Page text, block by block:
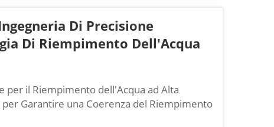
Di Precisione
Di Riempimento Dell'Acqua
per il Riempimento dell'Acqua ad Alta
Garantire una Coerenza del Riempimento
per il riempimento dell'acqua risiede